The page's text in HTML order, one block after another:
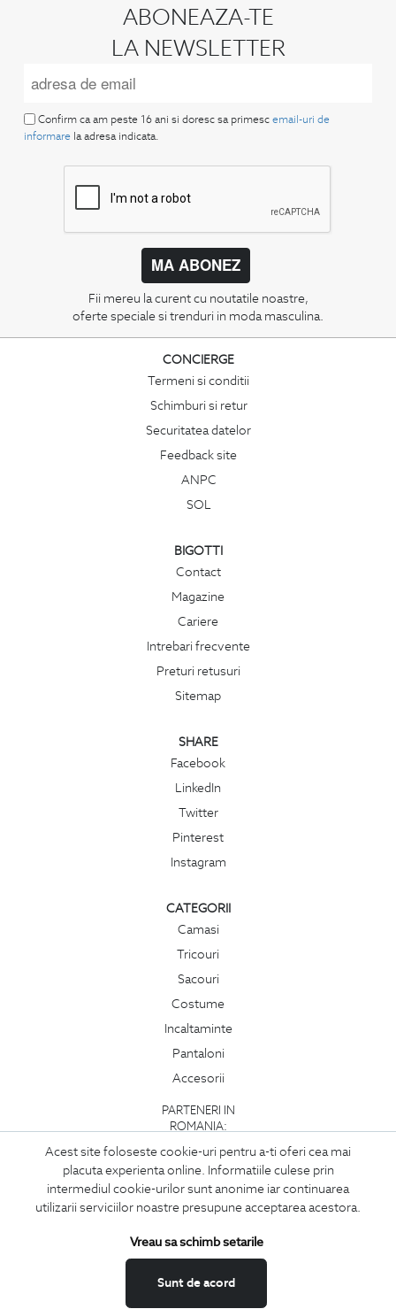
Acest site foloseste cookie-uri pentru a-ti oferi cea mai
placuta experienta online. Informatiile culese prin
intermediul cookie-urilor sunt anonime iar continuarea
utilizarii serviciilor noastre presupune acceptarea acestora.
Sunt de acord
Vreau sa schimb setarile
ABONEAZA-TE
LA NEWSLETTER
Confirm ca am peste 16 ani si doresc sa primesc email-uri de
informare la adresa indicata.
MA ABONEZ
Fii mereu la curent cu noutatile noastre,
oferte speciale si trenduri in moda masculina.
CONCIERGE
Termeni si conditii
Schimburi si retur
Securitatea datelor
Feedback site
ANPC
SOL
BIGOTTI
Contact
Magazine
Cariere
Intrebari frecvente
Preturi retusuri
Sitemap
SHARE
Facebook
LinkedIn
Twitter
Pinterest
Instagram
CATEGORII
Camasi
Tricouri
Sacouri
Costume
Incaltaminte
Pantaloni
Accesorii
PARTENERI IN
ROMANIA: